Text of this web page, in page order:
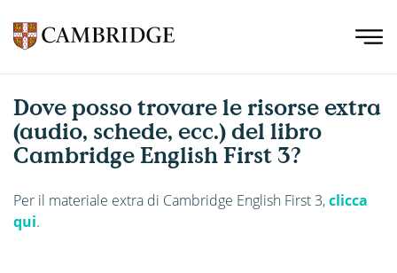
Dove posso trovare le risorse extra
(audio, schede, ecc.) del libro
Cambridge English First 3?
Per il materiale extra di Cambridge English First 3,clicca
qui.